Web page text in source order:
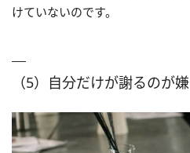
けていないのです。
（5）自分だけが謝るのが嫌